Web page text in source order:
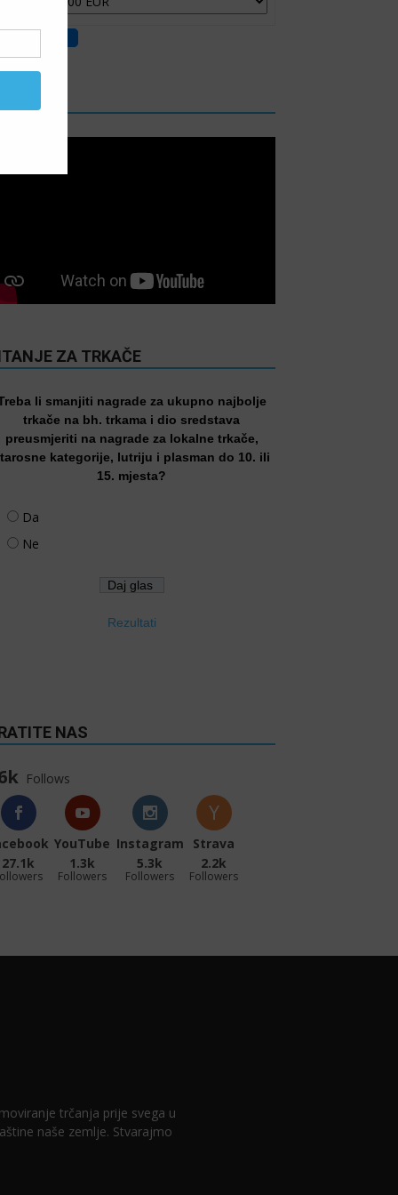
ZA TRKAČE
li smanjiti nagrade za ukupno najbolje
trkače na bh. trkama i dio sredstava
preusmjeriti na nagrade za lokalne trkače,
kategorije, lutriju i plasman do 10. ili
15. mjesta?
Da
Ne
Rezultati
NAS
Follows
27.1k
YouTube
1.3k
Followers
Instagram
5.3k
Followers
Strava
2.2k
Followers
trčanja prije svega u
naše zemlje. Stvarajmo